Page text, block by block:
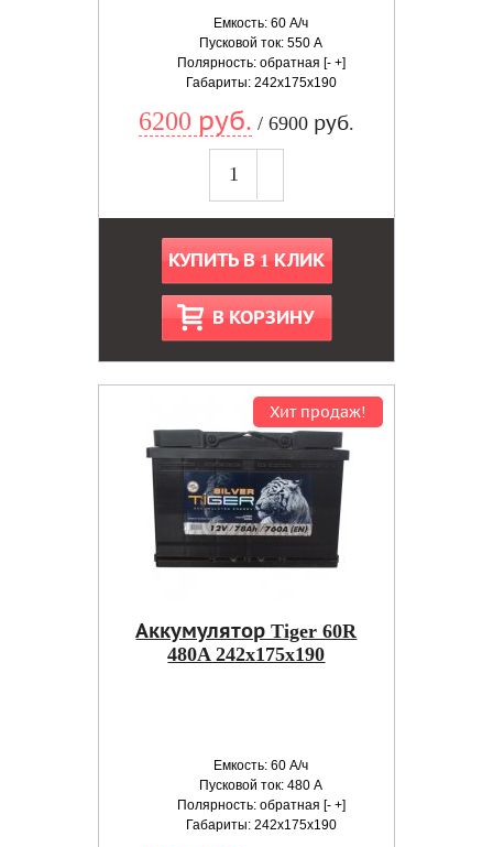
Емкость: 60 А/ч
Пусковой ток: 550 А
Полярность: обратная [- +]
Габариты: 242x175x190
6200 руб. / 6900 руб.
КУПИТЬ В 1 КЛИК
В КОРЗИНУ
Хит продаж!
Аккумулятор Tiger 60R
480A 242x175x190
Емкость: 60 А/ч
Пусковой ток: 480 А
Полярность: обратная [- +]
Габариты: 242x175x190